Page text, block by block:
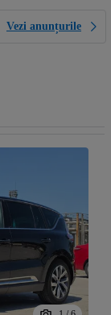
Vezi anunțurile